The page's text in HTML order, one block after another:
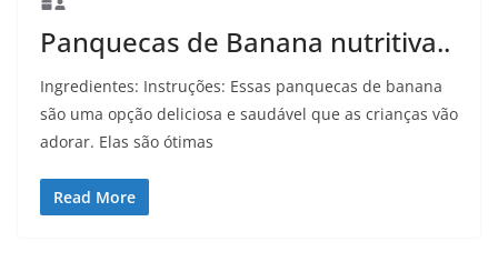
Panquecas de Banana nutritiva..
Ingredientes: Instruções: Essas panquecas de banana
são uma opção deliciosa e saudável que as crianças vão
adorar. Elas são ótimas
Read More